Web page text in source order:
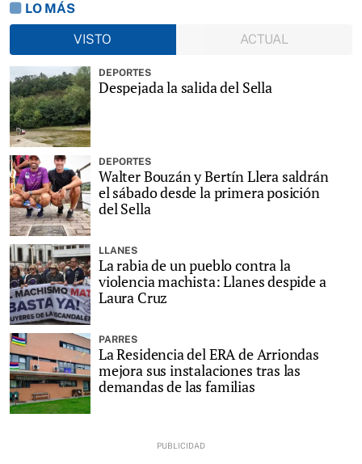
LO MÁS
VISTO
ACTUAL
DEPORTES
Despejada la salida del Sella
DEPORTES
Walter Bouzán y Bertín Llera saldrán
el sábado desde la primera posición
del Sella
LLANES
La rabia de un pueblo contra la
violencia machista: Llanes despide a
Laura Cruz
PARRES
La Residencia del ERA de Arriondas
mejora sus instalaciones tras las
demandas de las familias